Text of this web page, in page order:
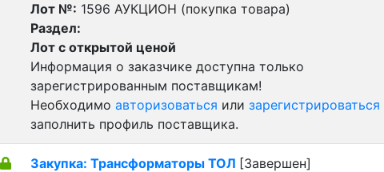
Лот №: 1596 АУКЦИОН (покупка товара)
Раздел:
Лот с открытой ценой
Информация о заказчике доступна только
зарегистрированным поставщикам!
Необходимо авторизоваться или зарегистрироваться
заполнить профиль поставщика.
Закупка: Трансформаторы ТОЛ [Завершен]